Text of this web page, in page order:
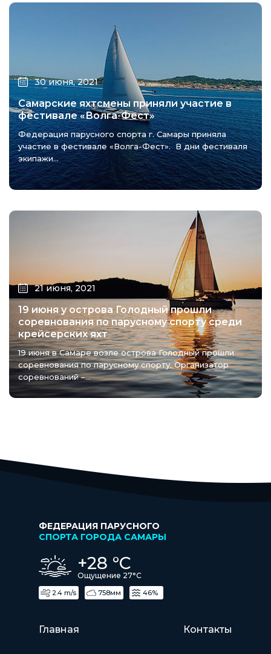
30 июня, 2021
Самарские яхтсмены приняли участие в
фестивале «Волга-Фест»
Федерация парусного спорта г. Самары приняла
участие в фестивале «Волга-Фест». В дни фестиваля
экипажи...
21 июня, 2021
19 июня у острова Голодный прошли
соревнования по парусному спорту среди
крейсерских яхт
19 июня в Самаре возле острова Голодный прошли
соревнования по парусному спорту. Организатор
соревнований –...
ФЕДЕРАЦИЯ ПАРУСНОГО
СПОРТА ГОРОДА САМАРЫ
+28 °С
Ощущение 27°С
2.4 m/s 758мм 46%
Главная Контакты